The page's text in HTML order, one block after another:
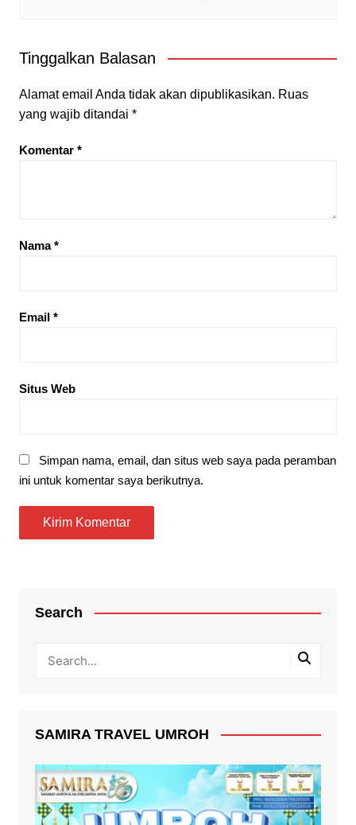
Tinggalkan Balasan
Alamat email Anda tidak akan dipublikasikan. Ruas
yang wajib ditandai *
Komentar *
Nama*
Email *
Situs Web
Simpan nama, email, dan situs web saya pada peramban
ini untuk komentar saya berikutnya.
Search
SAMIRA TRAVEL UMROH